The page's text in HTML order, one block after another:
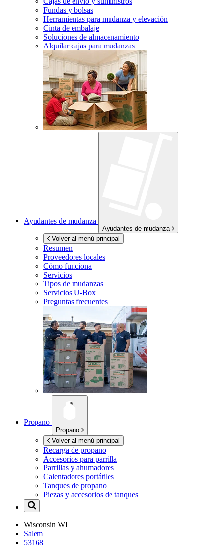
Fundas y bolsas
Herramientas para mudanza y elevación
Cinta de embalaje
Soluciones de almacenamiento
Alquilar cajas para mudanzas
Ayudantes de mudanza
Ayudantes de mudanza
Volver al menú principal
Resumen
Proveedores locales
Cómo funciona
Servicios
Tipos de mudanzas
Servicios U-Box
Preguntas frecuentes
Propano
Propano
Volver al menú principal
Recarga de propano
Accesorios para parrilla
Parrillas y ahumadores
Calentadores portátiles
Tanques de propano
Piezas y accesorios de tanques
Wisconsin WI
Salem
53168